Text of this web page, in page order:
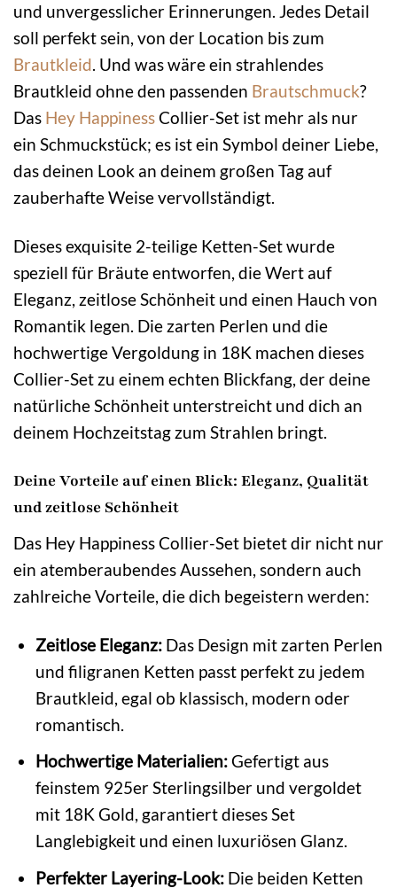
und unvergesslicher Erinnerungen. Jedes Detail
soll perfekt sein, von der Location bis zum
Brautkleid. Und was wäre ein strahlendes
Brautkleid ohne den passenden Brautschmuck?
Das Hey HappinessCollier-Set ist mehr als nur
ein Schmuckstück; es ist ein Symbol deiner Liebe,
das deinen Look an deinem großen Tag auf
zauberhafte Weise vervollständigt.
Dieses exquisite 2-teilige Ketten-Set wurde
speziell für Bräute entworfen, die Wert auf
Eleganz, zeitlose Schönheit und einen Hauch von
Romantik legen. Die zarten Perlen und die
hochwertige Vergoldung in 18K machen dieses
Collier-Set zu einem echten Blickfang, der deine
natürliche Schönheit unterstreicht und dich an
deinem Hochzeitstag zum Strahlen bringt.
Deine Vorteile auf einen Blick: Eleganz, Qualität
und zeitlose Schönheit
Das Hey Happiness Collier-Set bietet dir nicht nur
ein atemberaubendes Aussehen, sondern auch
zahlreiche Vorteile, die dich begeistern werden:
Zeitlose Eleganz:Das Design mit zarten Perlen
und filigranen Ketten passt perfekt zu jedem
Brautkleid, egal ob klassisch, modern oder
romantisch.
Hochwertige Materialien:Gefertigt aus
feinstem 925er Sterlingsilber und vergoldet
mit 18K Gold, garantiert dieses Set
Langlebigkeit und einen luxuriösen Glanz.
Perfekter Layering-Look:Die beiden Ketten